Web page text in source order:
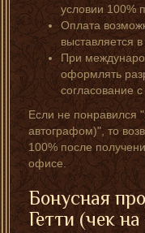
условии 100%
Оплата
выставляется
При
оформлять
согласование
Если не понравился
автографом)", то
100% после
офисе.
Бонусная
Гетти (чек